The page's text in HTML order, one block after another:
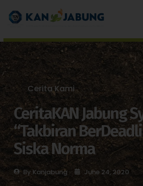
Cerita Kami
CeritaKAN Jabung
“Takbiran
Siska Norma
By Kanjabung June 24, 2020